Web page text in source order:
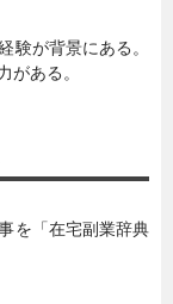
験が背景にある。
がある。
を「在宅副業辞典